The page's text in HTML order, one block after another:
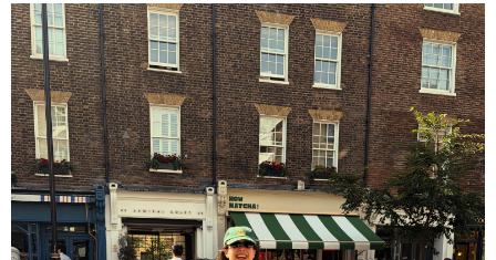
ნია იმნაძეს და ანასტასია
ბერუაშვილს ბრალდება
წარედგინათ - რამდენ წლიანი
პატიმრობა ემუქრებათ
არასრულწლოვნებს?
რა გახდა “სამგორის” მეტროში
სტუდენტის გარდაცვალების
მიზეზი - ცნობილია ექსპერტიზის
პასუხი